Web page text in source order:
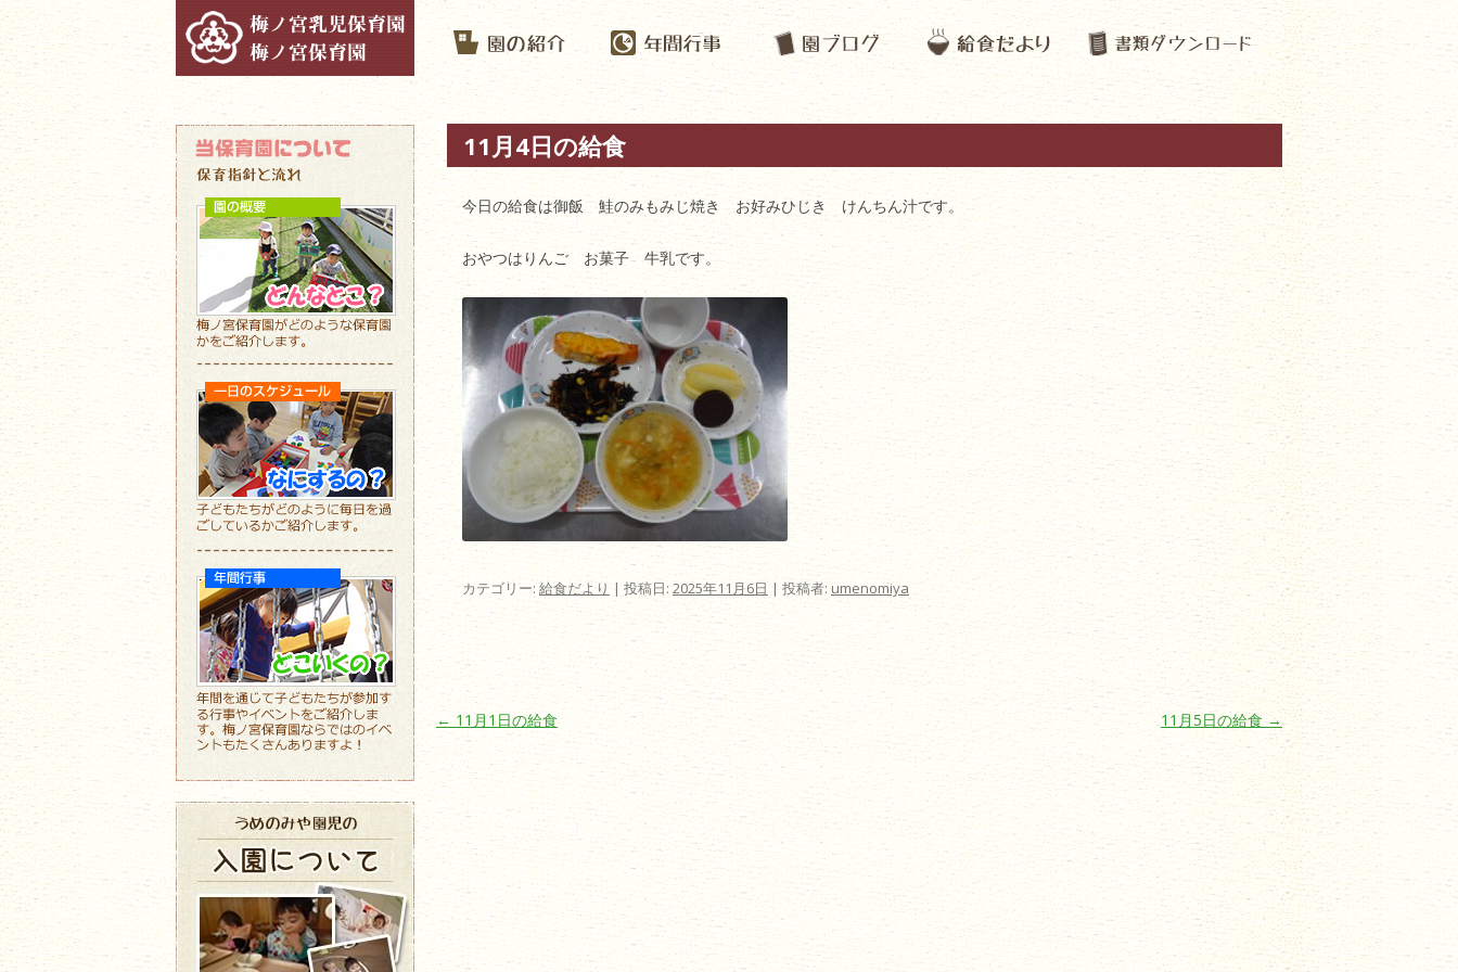
11月4日の給食
今日の給食は御飯 鮭のみもみじ焼き お好みひじき けんちん汁です。
おやつはりんご お菓子 牛乳です。
カテゴリー: 給食だより | 投稿日: 2025年11月6日 | 投稿者: umenomiya
投稿ナビゲーション
← 11月1日の給食 11月5日の給食 →